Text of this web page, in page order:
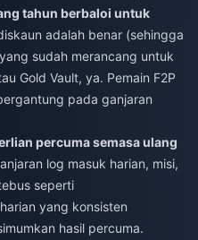
tahun berbaloi untuk
adalah benar (sehingga
sudah merancang untuk
Gold Vault, ya. Pemain F2P
pada ganjaran
percuma semasa ulang
log masuk harian, misi,
seperti
yang konsisten
hasil percuma.